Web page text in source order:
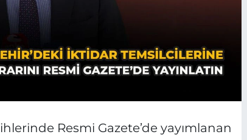
Resmi Gazete’de yayımlanan